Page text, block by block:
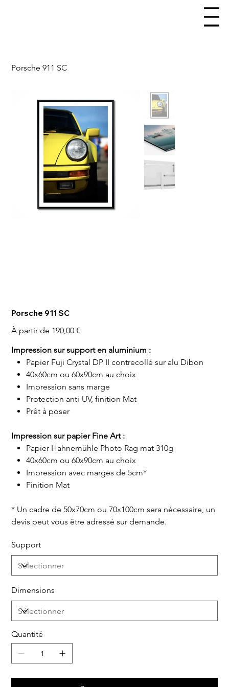
Porsche 911 SC
Porsche 911 SC
À partir de 190,00 €
Impression sur support en aluminium :
Papier Fuji Crystal DP II contrecollé sur alu Dibon
40x60cm ou 60x90cm au choix
Impression sans marge
Protection anti-UV, finition Mat
Prêt à poser
Impression sur papier Fine Art :
Papier Hahnemühle Photo Rag mat 310g
40x60cm ou 60x90cm au choix
Impression avec marges de 5cm*
Finition Mat
* Un cadre de 50x70cm ou 70x100cm sera nécessaire, un
devis peut vous être adressé sur demande.
Support
Dimensions
Quantité